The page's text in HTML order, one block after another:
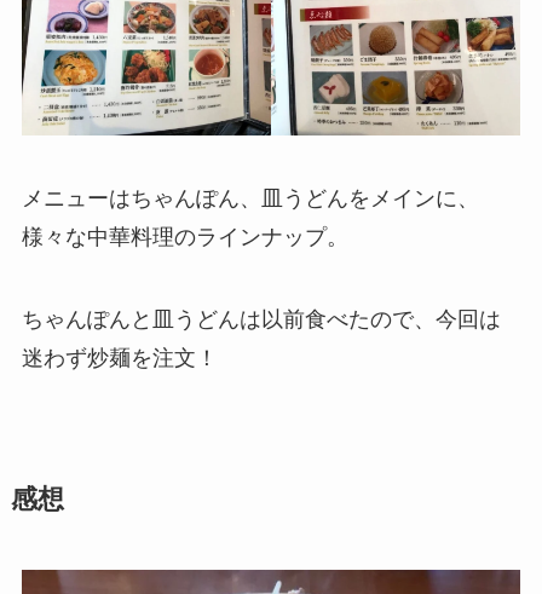
メニューはちゃんぽん、皿うどんをメインに、
様々な中華料理のラインナップ。
ちゃんぽんと皿うどんは以前食べたので、今回は
迷わず炒麺を注文！
感想